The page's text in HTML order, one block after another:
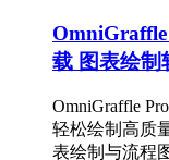
载 图表绘制
OmniGraffle
轻松绘制高质
表绘制与流程